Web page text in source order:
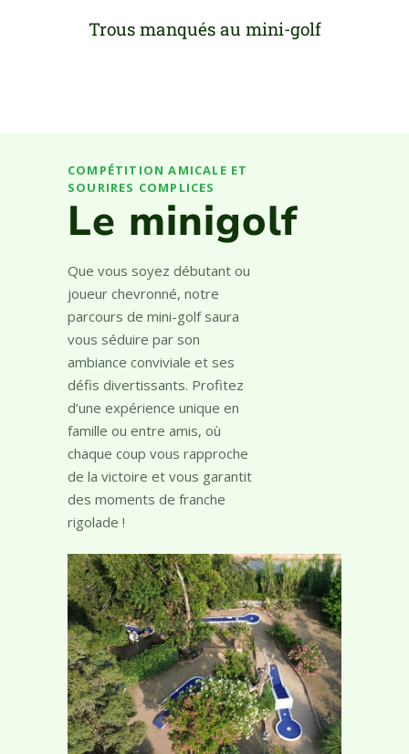
12 199
COMPÉTITION AMICALE ET
SOURIRES COMPLICES
Le minigolf
Que vous soyez débutant ou
joueur chevronné, notre
parcours de mini-golf saura
vous séduire par son
ambiance conviviale et ses
défis divertissants. Profitez
d’une expérience unique en
famille ou entre amis, où
chaque coup vous rapproche
de la victoire et vous garantit
rigolade !